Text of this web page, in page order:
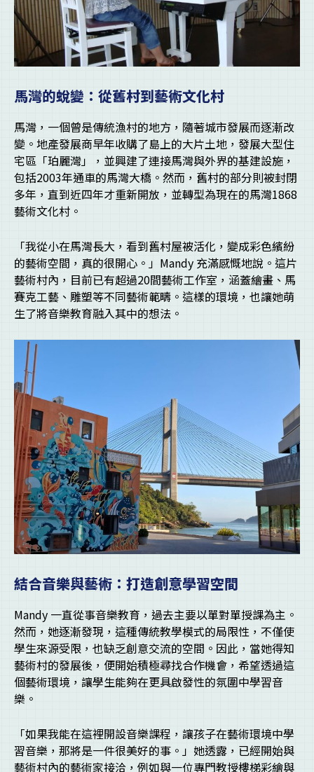
馬灣的蛻變：從舊村到藝術文化村
馬灣，一個曾是傳統漁村的地方，隨著城市發展而逐漸改
變。地產發展商早年收購了島上的大片土地，發展大型住
宅區「珀麗灣」，並興建了連接馬灣與外界的基建設施，
包括2003年通車的馬灣大橋。然而，舊村的部分則被封閉
多年，直到近四年才重新開放，並轉型為現在的馬灣1868
藝術文化村。
「我從小在馬灣長大，看到舊村屋被活化，變成彩色繽紛
的藝術空間，真的很開心。」Mandy 充滿感慨地說。這片
藝術村內，目前已有超過20間藝術工作室，涵蓋繪畫、馬
賽克工藝、雕塑等不同藝術範疇。這樣的環境，也讓她萌
生了將音樂教育融入其中的想法。
結合音樂與藝術：打造創意學習空間
Mandy 一直從事音樂教育，過去主要以單對單授課為主。
然而，她逐漸發現，這種傳統教學模式的局限性，不僅使
學生來源受限，也缺乏創意交流的空間。因此，當她得知
藝術村的發展後，便開始積極尋找合作機會，希望透過這
個藝術環境，讓學生能夠在更具啟發性的氛圍中學習音
樂。
「如果我能在這裡開設音樂課程，讓孩子在藝術環境中學
習音樂，那將是一件很美好的事。」她透露，已經開始與
藝術村內的藝術家接洽，例如與一位專門教授樓梯彩繪與